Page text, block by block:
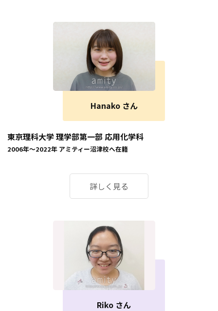
Hanako さん
東京理科大学 理学部第一部 応用化学科
2006年～2022年 アミティー沼津校へ在籍
詳しく見る
Riko さん